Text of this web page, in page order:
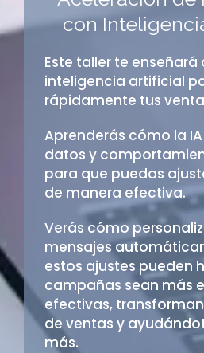
con
Este taller te enseñará
inteligencia artificial
rápidamente tus
Aprenderás cómo la
datos y
para que puedas
de manera efectiva.
Verás cómo
mensajes
estos ajustes pueden
campañas sean más
efectivas,
de ventas y
más.